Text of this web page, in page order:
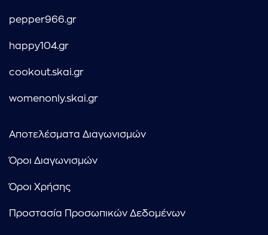
pepper966.gr
happy104.gr
cookout.skai.gr
womenonly.skai.gr
Αποτελέσματα Διαγωνισμών
Όροι Διαγωνισμών
Όροι Χρήσης
Προστασία Προσωπικών Δεδομένων